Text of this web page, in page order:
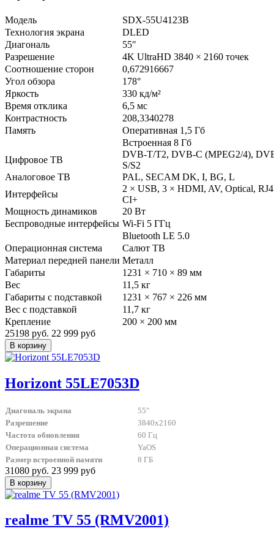
Модель
SDX-55U4123B
Технология экрана
DLED
Диагональ
55″
Разрешение
4K UltraHD 3840 × 2160 точек
Соотношение сторон
0,672916667
Угол обзора
178°
Яркость
330 кд/м²
Время отклика
6,5 мс
Контрастность
208,3340278
Память
Оперативная 1,5 Гб
Встроенная 8 Гб
Цифровое ТВ
DVB-T/T2, DVB-C (MPEG2/4),
S/S2
Аналоговое ТВ
PAL, SECAM DK, I, BG, L
Интерфейсы
2 × USB, 3 × HDMI, AV, Optical,
CI+
Мощность динамиков
20 Вт
Беспроводные интерфейсы Wi-Fi 5 ГГц
Bluetooth LE 5.0
Операционная система
Салют ТВ
Материал передней панели Металл
Габариты
1231 × 710 × 89 мм
Вес
11,5 кг
Габариты с подставкой
1231 × 767 × 226 мм
Вес с подставкой
11,7 кг
Крепление
200 × 200 мм
25198 руб. 22 999 руб
Horizont 55LE7053D
Диагональ экрана
55"
Разрешение
3840x2160
Частота обновления
60 Гц
Операционная система
YaOS
Размер встроенной памяти
8 ГБ
31080 руб. 23 999 руб
realme TV 55 (RMV2001)